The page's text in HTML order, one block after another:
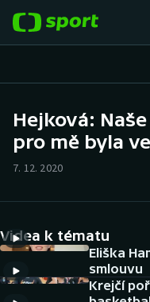
Hokej
Cyklistika
DALŠÍ SPORTY
Hejková:
pro mě byla
7. 12. 2020
Videa k tématu
Eliška
smlouvu
Krejčí